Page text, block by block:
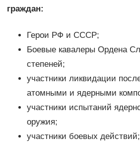
граждан:
Герои РФ и СССР;
Боевые кавалеры Ордена
степеней;
участники ликвидации
атомными и ядерными
участники испытаний
оружия;
участники боевых действий;